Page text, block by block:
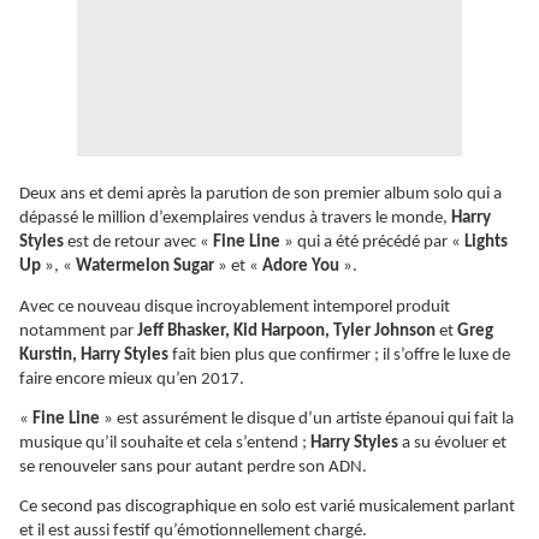
Deux ans et demi après la parution de son premier album solo qui a
dépassé le million d’exemplaires vendus à travers le monde, Harry
Styles est de retour avec « Fine Line » qui a été précédé par « Lights
Up », « Watermelon Sugar » et « Adore You ».
Avec ce nouveau disque incroyablement intemporel produit
notamment par Jeff Bhasker, Kid Harpoon, Tyler Johnson et Greg
Kurstin, Harry Styles fait bien plus que confirmer ; il s’offre le luxe de
faire encore mieux qu’en 2017.
« Fine Line » est assurément le disque d’un artiste épanoui qui fait la
musique qu’il souhaite et cela s’entend ; Harry Styles a su évoluer et
se renouveler sans pour autant perdre son ADN.
Ce second pas discographique en solo est varié musicalement parlant
et il est aussi festif qu’émotionnellement chargé.